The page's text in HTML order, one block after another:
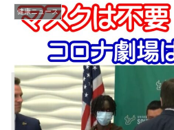
健康ニュース